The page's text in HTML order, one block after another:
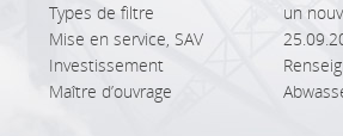
Types de filtre
un
Mise en service, SAV
Investissement
Maître d’ouvrage